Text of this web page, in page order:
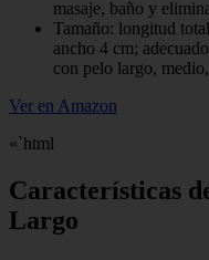
masaje, baño y
Tamaño: longitud
ancho 4 cm;
con pelo largo,
Ver en Amazon
«`html
Características
Largo